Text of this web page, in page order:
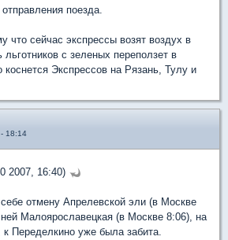
поезда.
что сейчас экспрессы возят воздух в
с зеленых переползет в
коснется Экспрессов на Рязань, Тулу и
18:14
2007, 16:40)
отмену Апрелевской эли (в Москве
Малоярославецкая (в Москве 8:06), на
к Переделкино уже была забита.